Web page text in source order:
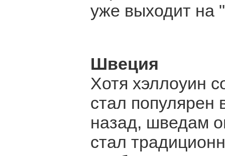
уже выходит на
Швеция
Хотя хэллоуин
стал популярен
назад, шведам
стал